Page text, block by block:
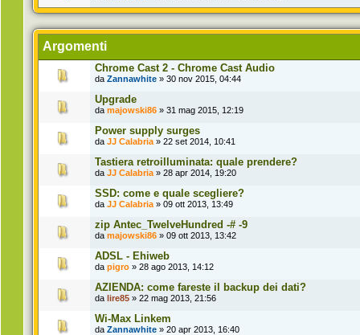
Argomenti
Chrome Cast 2 - Chrome Cast Audio
da Zannawhite » 30 nov 2015, 04:44
Upgrade
da majowski86 » 31 mag 2015, 12:19
Power supply surges
da JJ Calabria » 22 set 2014, 10:41
Tastiera retroilluminata: quale prendere?
da JJ Calabria » 28 apr 2014, 19:20
SSD: come e quale scegliere?
da JJ Calabria » 09 ott 2013, 13:49
zip Antec_TwelveHundred -# -9
da majowski86 » 09 ott 2013, 13:42
ADSL - Ehiweb
da pigro » 28 ago 2013, 14:12
AZIENDA: come fareste il backup dei dati?
da lire85 » 22 mag 2013, 21:56
Wi-Max Linkem
da Zannawhite » 20 apr 2013, 16:40